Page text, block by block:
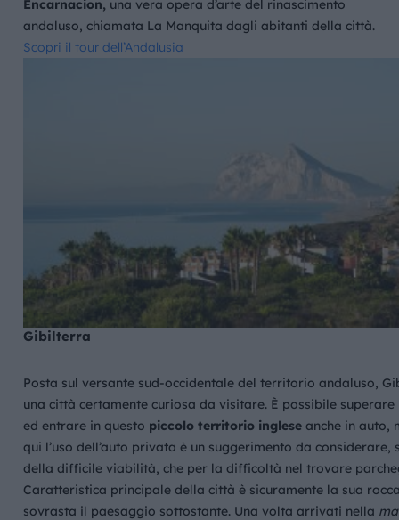
Encarnacion, una vera opera d’arte del rinascimento
andaluso, chiamata La Manquita dagli abitanti della città.
Scopri il tour dell’Andalusia
Gibilterra
Posta sul versante sud-occidentale del territorio andaluso,
una città certamente curiosa da visitare. È possibile superare
ed entrare in questo piccolo territorio inglese anche in auto,
qui l’uso dell’auto privata è un suggerimento da considerare,
della difficile viabilità, che per la difficoltà nel trovare
Caratteristica principale della città è sicuramente la sua
sovrasta il paesaggio sottostante. Una volta arrivati nella